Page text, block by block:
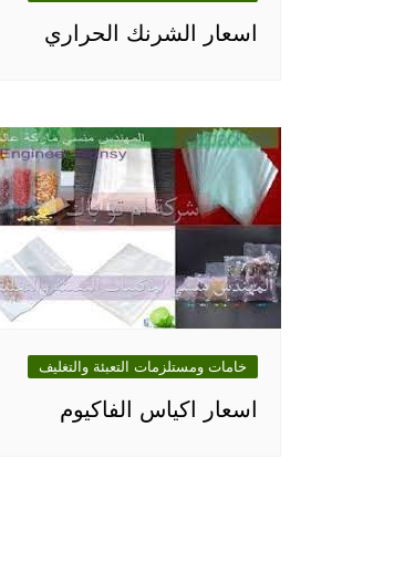
اسعار الشرنك الحراري
خامات ومستلزمات التعبئة والتغليف
اسعار اكياس الفاكيوم